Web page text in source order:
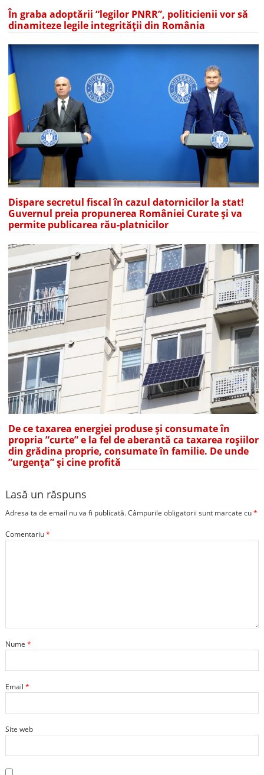
În graba adoptării “legilor PNRR”, politicienii vor să
dinamiteze legile integrității din România
Dispare secretul fiscal în cazul datornicilor la stat!
Guvernul preia propunerea României Curate și va
permite publicarea rău-platnicilor
De ce taxarea energiei produse și consumate în
propria ”curte” e la fel de aberantă ca taxarea roșiilor
din grădina proprie, consumate în familie. De unde
”urgența” și cine profită
Lasă un răspuns
Adresa ta de email nu va fi publicată.Câmpurile obligatorii sunt marcate cu*
Comentariu*
Nume *
Email *
Site web